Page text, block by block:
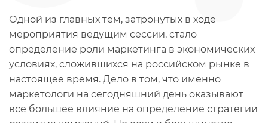
Одной из главных тем, затронутых в ходе
мероприятия ведущим сессии, стало
определение роли маркетинга в экономических
условиях, сложившихся на российском рынке в
настоящее время. Дело в том, что именно
маркетологи на сегодняшний день оказывают
все большее влияние на определение стратегии